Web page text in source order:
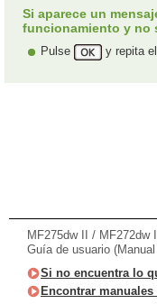
Si aparece un
funcionamiento y no
Pulse y repita
MF275dw II / MF272dw
Guía de usuario
Si no encuentra lo
Encontrar